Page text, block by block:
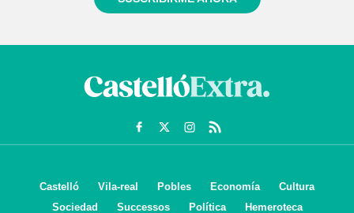
Castelló Vila-real Pobles Economía
Cultura
Sociedad
Successos Política Hemeroteca